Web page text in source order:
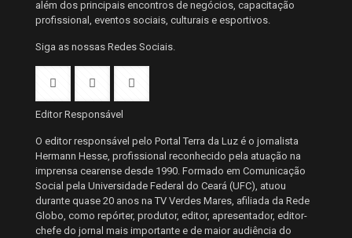
além dos principais encontros de negócios, capacitação
profissional, eventos sociais, culturais e esportivos.
Siga as nossas Redes Sociais.
Editor Responsável
O editor responsável pelo Portal Terra da Luz é o jornalista
Hermann Hesse, profissional reconhecido pela atuação na
imprensa cearense desde 1990. Formado em Comunicação
Social pela Universidade Federal do Ceará (UFC), atuou
durante quase 20 anos na TV Verdes Mares, afiliada da Rede
Globo, como repórter, produtor, editor, apresentador, editor-
chefe do jornal mais importante e de maior audiência do